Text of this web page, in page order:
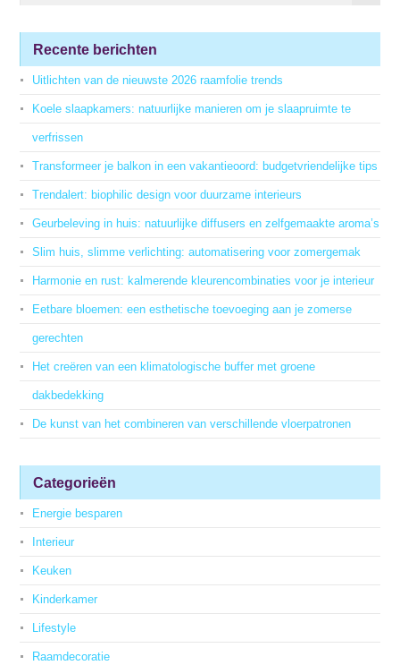
Recente berichten
Uitlichten van de nieuwste 2026 raamfolie trends
Koele slaapkamers: natuurlijke manieren om je slaapruimte te
verfrissen
Transformeer je balkon in een vakantieoord: budgetvriendelijke tips
Trendalert: biophilic design voor duurzame interieurs
Geurbeleving in huis: natuurlijke diffusers en zelfgemaakte aroma’s
Slim huis, slimme verlichting: automatisering voor zomergemak
Harmonie en rust: kalmerende kleurencombinaties voor je interieur
Eetbare bloemen: een esthetische toevoeging aan je zomerse
gerechten
Het creëren van een klimatologische buffer met groene
dakbedekking
De kunst van het combineren van verschillende vloerpatronen
Categorieën
Energie besparen
Interieur
Keuken
Kinderkamer
Lifestyle
Raamdecoratie